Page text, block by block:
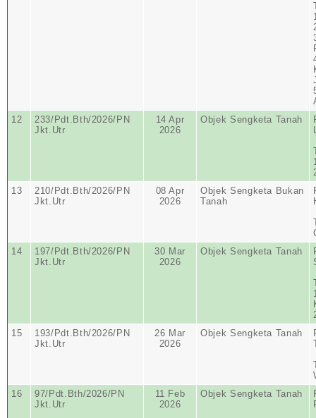
12
233/Pdt.Bth/2026/PN
Jkt.Utr
14 Apr
2026
Objek Sengketa Tanah
13
210/Pdt.Bth/2026/PN
Jkt.Utr
08 Apr
2026
Objek Sengketa Bukan
Tanah
14
197/Pdt.Bth/2026/PN
Jkt.Utr
30 Mar
2026
Objek Sengketa Tanah
15
193/Pdt.Bth/2026/PN
Jkt.Utr
26 Mar
2026
Objek Sengketa Tanah
16
97/Pdt.Bth/2026/PN
Jkt.Utr
11 Feb
2026
Objek Sengketa Tanah